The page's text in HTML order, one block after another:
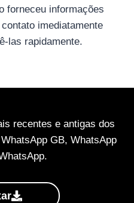
forneceu informações
imediatamente
las rapidamente.
recentes e antigas dos
GB, WhatsApp